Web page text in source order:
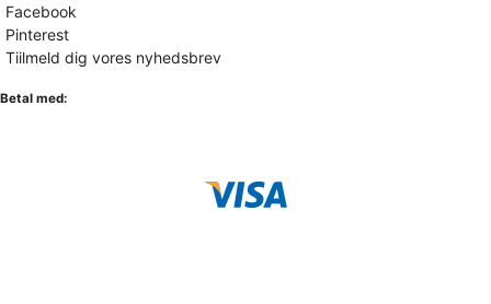
Facebook
Pinterest
Tiilmeld dig vores nyhedsbrev
Betal med: